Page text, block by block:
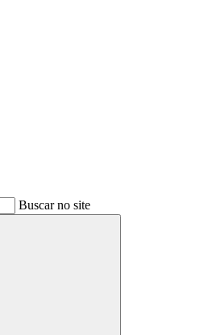
Buscar no site